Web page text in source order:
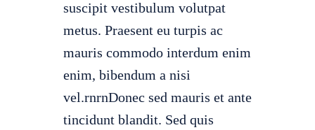
suscipit vestibulum volutpat
metus. Praesent eu turpis ac
mauris commodo interdum enim
enim, bibendum a nisi
vel.rnrnDonec sed mauris et ante
tincidunt blandit. Sed quis